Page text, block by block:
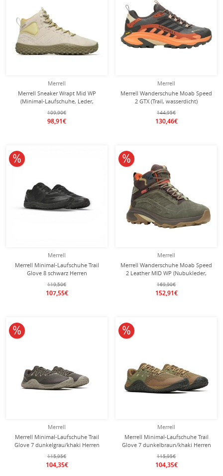
Merrell
Merrell Sneaker Wrapt Mid WP
(Minimal-Laufschuhe, Leder,
wasserdicht) basalt grau Herren
109,90€
98,91€
Merrell
Merrell Wanderschuhe Moab Speed
2 GTX (Trail, wasserdicht)
grau/orange Herren
144,95€
130,46€
Merrell
Merrell Minimal-Laufschuhe Trail
Glove 8 schwarz Herren
119,50€
107,55€
10% reduziert
Merrell
Merrell Wanderschuhe Moab Speed
2 Leather MID WP (Nubukleder,
wasserdicht) olivegrün Herren
169,90€
152,91€
10% reduziert
Merrell
Merrell Minimal-Laufschuhe Trail
Glove 7 dunkelgrau/khaki Herren
115,95€
104,35€
10% reduziert
Merrell
Merrell Minimal-Laufschuhe Trail
Glove 7 dunkelbraun/khaki Herren
115,95€
104,35€
10% reduziert